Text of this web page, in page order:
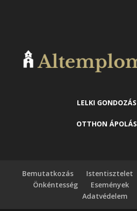
LELKI GONDOZÁS
OTTHON ÁPOLÁS
Bemutatkozás Istentisztelet
Önkéntesség
Események
Adatvédelem